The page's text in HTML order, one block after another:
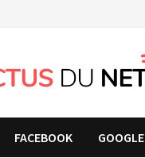
FACEBOOK GOOGLE